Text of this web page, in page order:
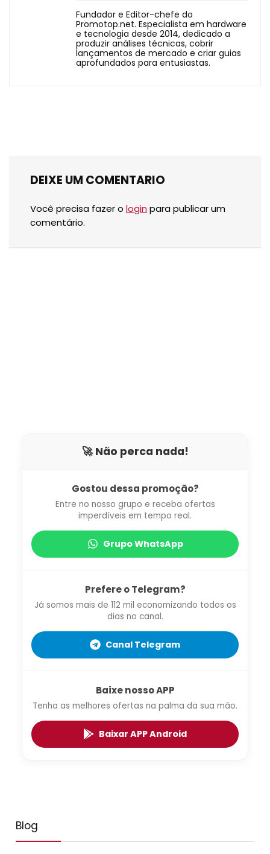
Fundador e Editor-chefe do
Promotop.net. Especialista em hardware
e tecnologia desde 2014, dedicado a
produzir análises técnicas, cobrir
lançamentos de mercado e criar guias
aprofundados para entusiastas.
DEIXE UM COMENTARIO
Você precisa fazer o login para publicar um
comentário.
🚀 Não perca nada!
Gostou dessa promoção?
Entre no nosso grupo e receba ofertas
imperdíveis em tempo real.
Grupo WhatsApp
Prefere o Telegram?
Já somos mais de 112 mil economizando todos os
dias no canal.
Canal Telegram
Baixe nosso APP
Tenha as melhores ofertas na palma da sua mão.
Baixar APP Android
Blog